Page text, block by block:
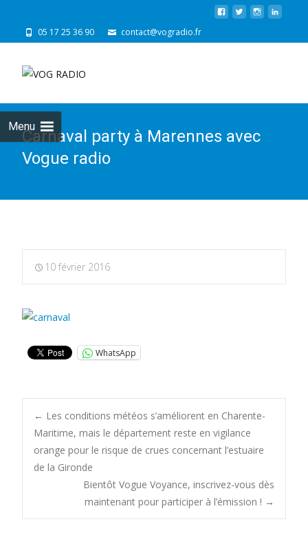
05 17 25 36 90 contact@vogradio.fr
Menu
Carnaval party à Marennes avec
Vogue radio
10 février 2016
WhatsApp
Post
navigation
← Les conditions météos s’améliorent en Charente-
Maritime, mais le département reste en vigilance
orange pour le risque de crues concernant l’estuaire
de la Gironde
Bientôt Vogue Voyance, inscrivez-vous dès
maintenant pour participer à l’émission ! →